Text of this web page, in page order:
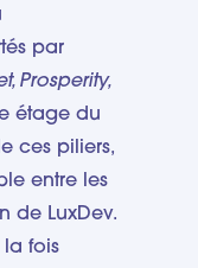
par
Prosperity,
étage du
ces piliers,
entre les
de LuxDev.
fois